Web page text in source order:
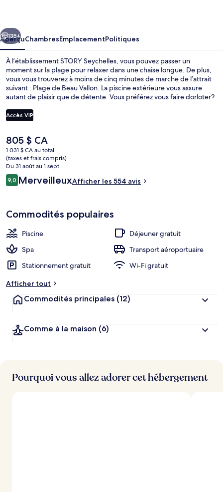
Suivant
135+
AperçuChambresEmplacementPolitiques
À l’établissement STORY Seychelles, vous pouvez passer un
moment sur la plage pour relaxer dans une chaise longue. De plus,
vous vous trouverez à moins de cinq minutes de marche de l’attrait
suivant : Plage de Beau Vallon. La piscine extérieure vous assure
autant de plaisir que de détente. Vous préférez vous faire dorloter?
enveloppements et de l’aromathérapie. Vasco's Restaurant, l’un des
7 restaurants, sert une cuisine internationale et est ouvert pour le le
attenant à la piscine et un centre d’entraînement physique ouvert
en tout temps comptent parmi les autres points saillants de
complexe hôtelier de luxe. Les autres voyageurs adorent le
personnel serviable.
Accès VIP
Le
prix
actuel
est
de 805 $ CA
805 $ CA
1 031 $ CA au total
(taxes et frais compris)
Du 31 août au 1 sept.
Avis
9,09,0 sur 10 –
MerveilleuxAfficher les 554 avis
Commodités populaires
Piscine
Déjeuner gratuit
Spa
Transport aéroportuaire
Stationnement gratuit
Wi-Fi gratuit
Afficher tout
Commodités principales (12)
Comme à la maison (6)
Pourquoi vous allez adorer cet hébergement